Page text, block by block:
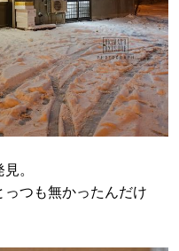
。
つも無かったんだけ